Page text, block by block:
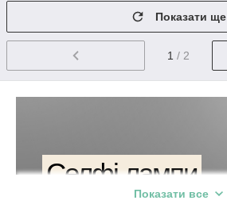
Показати ще
1 / 2
Селфі лампи
Показати все